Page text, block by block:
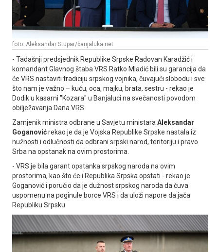
foto: Aleksandar Stupar/banjaluka.net
- Tadašnji predsjednik Republike Srpske Radovan Karadžić i
komandant Glavnog štaba VRS Ratko Mladić bili su garancija da
će VRS nastaviti tradiciju srpskog vojnika, čuvajući slobodu i sve
što nam je važno – kuću, oca, majku, brata, sestru - rekao je
Dodik u kasarni "Kozara" u Banjaluci na svečanosti povodom
obilježavanja Dana VRS.
Zamjenik ministra odbrane u Savjetu ministara Aleksandar
Goganovićrekao je da je Vojska Republike Srpske nastala iz
nužnosti i odlučnosti da odbrani srpski narod, teritoriju i pravo
Srba na opstanak na ovim prostorima.
- VRS je bila garant opstanka srpskog naroda na ovim
prostorima, kao što će i Republika Srpska opstati - rekao je
Goganović i poručio da je dužnost srpskog naroda da čuva
uspomenu na poginule borce VRS i da uloži napore da jača
Republiku Srpsku.